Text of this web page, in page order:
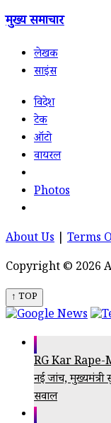
मुख्य समाचार
लेखक
साइंस
विदेश
टेक
ऑटो
वायरल
Photos
About Us Terms
Copyright © 2026
↑ TOP
RG Kar Rape-
नई जांच,
सवाल